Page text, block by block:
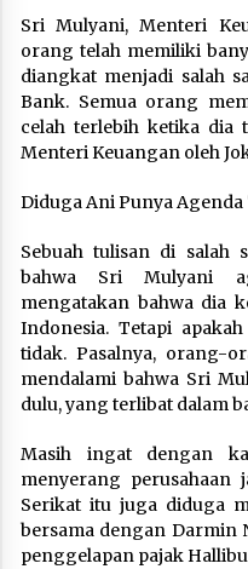
Sri Mulyani, Menteri
orang telah memiliki
diangkat menjadi salah
Bank. Semua orang
celah terlebih ketika dia
Menteri Keuangan oleh
Diduga Ani Punya Agenda
Sebuah tulisan di salah
bahwa Sri Mulyani
mengatakan bahwa dia
Indonesia. Tetapi
tidak. Pasalnya, orang-
mendalami bahwa Sri
dulu, yang terlibat dalam
Masih ingat dengan
menyerang perusahaan
Serikat itu juga diduga
bersama dengan Darmin
penggelapan pajak